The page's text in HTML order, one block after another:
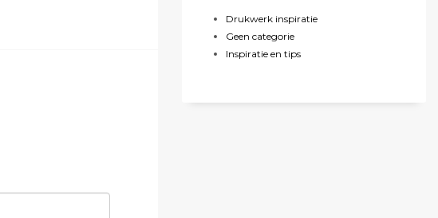
Drukwerk inspiratie
Geen categorie
Inspiratie en tips